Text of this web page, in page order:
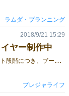
ラムダ・プランニング
ヤー制作中
フライヤー制作中です。 ドラフト段階につき、ブース番号や金額入れていませんが、こんな感じかなと思っております。 あの映画のオマージュであることはいわずもがな。 大人がハマるボードゲーム ～時間もお金も損したくないボードゲーマへ～ ParallelWorld -パラレルワールド- https://www.parallelworld-boardgame.com/
2018/9/21 15:29
プレジャライフ